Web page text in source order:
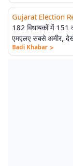
Gujarat Election
182 विधायकों में 151
एमएलए सबसे अमीर,
Badi Khabar >